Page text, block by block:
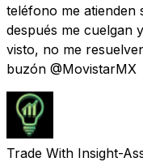
teléfono me atienden
después me cuelgan
visto, no me
buzón @MovistarMX
Trade With Insight-